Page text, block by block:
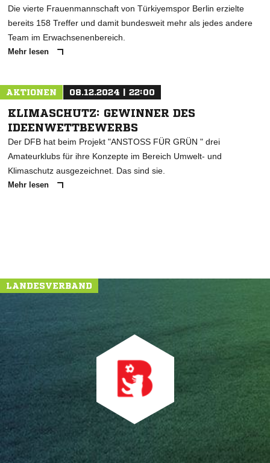
Die vierte Frauenmannschaft von Türkiyemspor Berlin erzielte
bereits 158 Treffer und damit bundesweit mehr als jedes andere
Team im Erwachsenenbereich.
Mehr lesen
AKTIONEN 08.12.2024 | 22:00
KLIMASCHUTZ: GEWINNER DES
IDEENWETTBEWERBS
Der DFB hat beim Projekt "ANSTOSS FÜR GRÜN " drei
Amateurklubs für ihre Konzepte im Bereich Umwelt- und
Klimaschutz ausgezeichnet. Das sind sie.
Mehr lesen
LANDESVERBAND